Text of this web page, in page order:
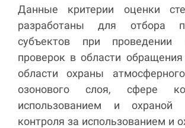
Данные критерии оценки
разработаны для отбора
субъектов при проведении
проверок в области
области охраны
озонового слоя, сфере
использованием и охраной
контроля за использованием и